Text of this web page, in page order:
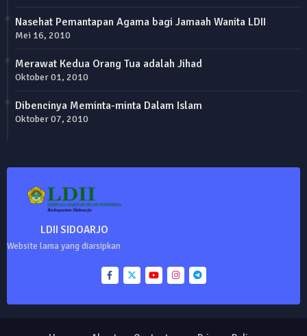
Nasehat Pemantapan Agama bagi Jamaah Wanita LDII
Mei 16, 2010
Merawat Kedua Orang Tua adalah Jihad
Oktober 01, 2010
Dibencinya Meminta-minta Dalam Islam
Oktober 07, 2010
LDII SIDOARJO
Website lama yang diarsipkan